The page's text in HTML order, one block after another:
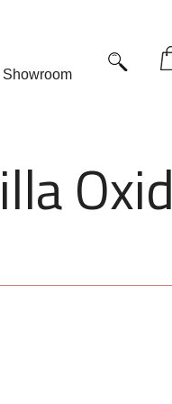
Showroom
Oxid